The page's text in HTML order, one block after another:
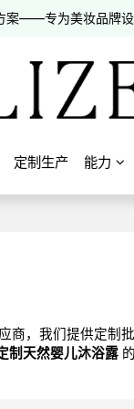
案——专为美妆品牌
定制生产 能力
商，我们提供定制
制天然婴儿沐浴露